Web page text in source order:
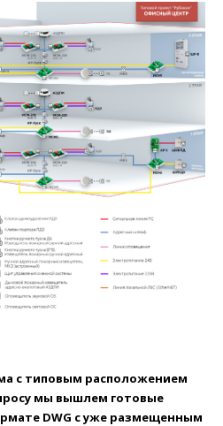
с типовым расположением
мы вышлем готовые
DWG с уже размещенным